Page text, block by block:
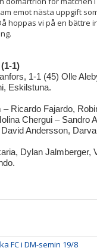
emot nästa uppgift
hoppas vi på en bättre
1)
1-1 (45) Olle
Eskilstuna.
– Ricardo Fajardo,
Chergui – Sandro
Andersson,
Dylan Jalmberger,
FC i DM-semin 19/8